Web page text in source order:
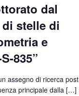
dal
stelle di
e
835”
assegno di ricerca post
principale dalla […]